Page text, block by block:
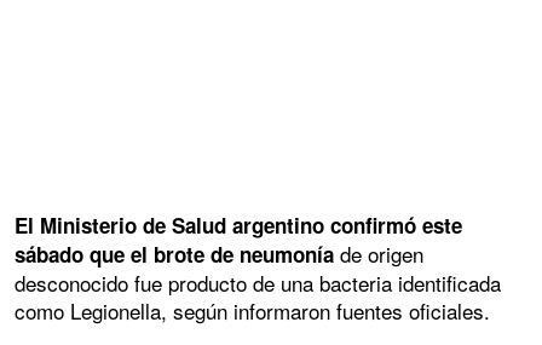
El Ministerio de Salud argentino confirmó este
sábado que el brote de neumonía de origen
desconocido fue producto de una bacteria identificada
como Legionella, según informaron fuentes oficiales.